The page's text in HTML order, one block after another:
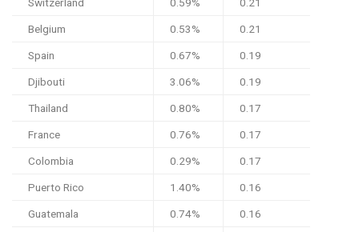
Belgium 0.53% 0.21
Spain 0.67% 0.19
Djibouti 3.06% 0.19
Thailand 0.80% 0.17
France 0.76% 0.17
Colombia 0.29% 0.17
Puerto Rico 1.40% 0.16
Guatemala 0.74% 0.16